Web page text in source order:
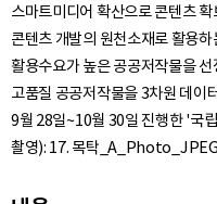
스마트미디어 확산으로 콘텐츠
콘텐츠 개발의 원천소재로 활용
활용수요가 높은 공공저작물을
고품질 공공저작물을 3차원 데이
9월 28일~10월 30일 진행한 '국
촬영): 17. 목탁